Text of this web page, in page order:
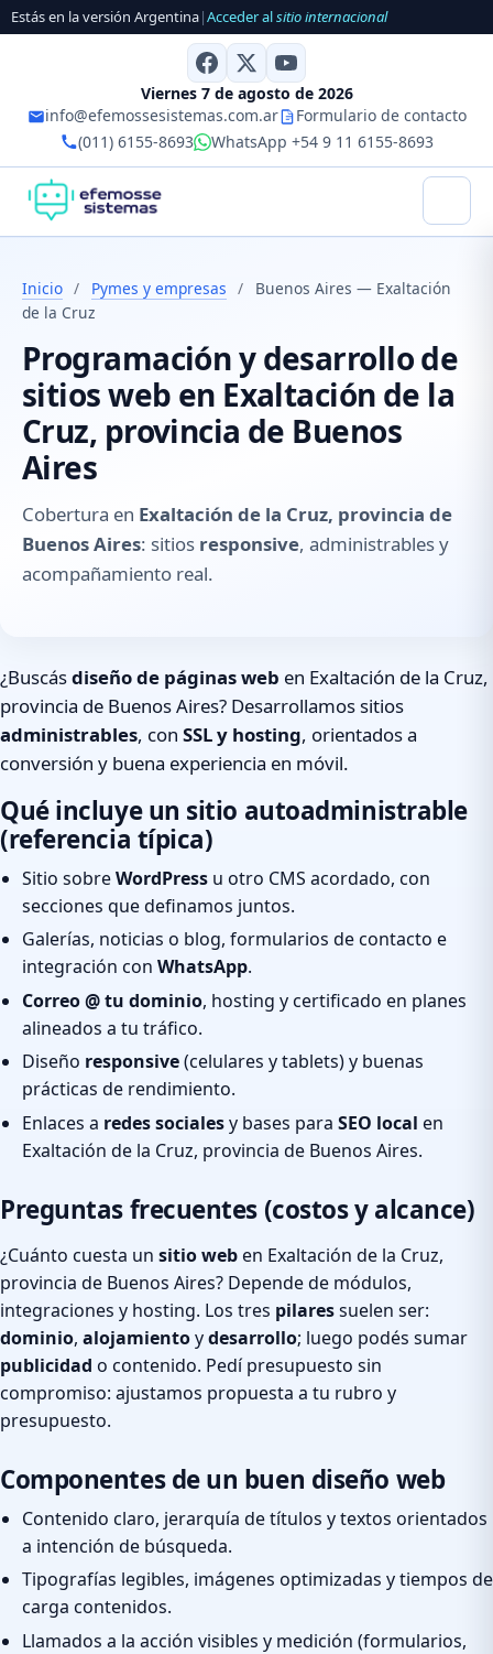
Estás en la versión Argentina|Acceder alsitio internacional
Viernes 7 de agosto de 2026
info@efemossesistemas.com.ar
Formulario de contacto
(011) 6155-8693
WhatsApp +54 9 11 6155-8693
Inicio / Pymes y empresas /
Buenos Aires — Exaltación
de la Cruz
Programación y desarrollo de
sitios web en Exaltación de la
Cruz, provincia de Buenos
Aires
Cobertura en Exaltación de la Cruz, provincia de
Buenos Aires: sitios responsive, administrables y
acompañamiento real.
¿Buscásdiseño de páginas web en Exaltación de la Cruz,
provincia de Buenos Aires? Desarrollamos sitios
administrables, con SSL y hosting, orientados a
conversión y buena experiencia en móvil.
Qué incluye un sitio autoadministrable
(referencia típica)
Sitio sobreWordPress u otro CMS acordado, con
secciones que definamos juntos.
Galerías, noticias o blog, formularios de contacto e
integración con WhatsApp.
Correo @ tu dominio, hosting y certificado en planes
alineados a tu tráfico.
Diseño responsive(celulares y tablets) y buenas
prácticas de rendimiento.
Enlaces a redes socialesy bases para SEO local en
Exaltación de la Cruz, provincia de Buenos Aires.
Preguntas frecuentes (costos y alcance)
¿Cuánto cuesta un sitio weben Exaltación de la Cruz,
provincia de Buenos Aires? Depende de módulos,
integraciones y hosting. Los tres pilaressuelen ser:
dominio, alojamientoydesarrollo; luego podés sumar
publicidad o contenido. Pedí presupuesto sin
compromiso: ajustamos propuesta a tu rubro y
presupuesto.
Componentes de un buen diseño web
Contenido claro, jerarquía de títulos y textos orientados
a intención de búsqueda.
Tipografías legibles, imágenes optimizadas y tiempos de
carga contenidos.
Llamados a la acción visibles y medición (formularios,